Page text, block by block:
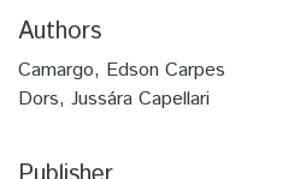
Authors
Camargo, Edson Carpes
Dors, Jussára Capellari